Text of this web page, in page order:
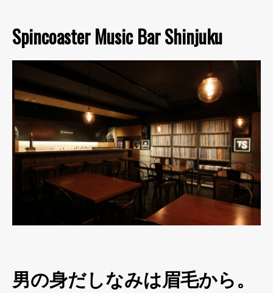
Spincoaster Music Bar Shinjuku
男の身だしなみは眉毛から。